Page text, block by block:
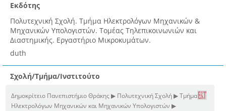
Εκδότης
Πολυτεχνική Σχολή. Τμήμα Ηλεκτρολόγων Μηχανικών &
Μηχανικών Υπολογιστών. Τομέας Τηλεπικοινωνιών και
Διαστημικής. Εργαστήριο Μικροκυμάτων.
duth
Σχολή/Τμήμα/Ινστιτούτο
Δημοκρίτειο Πανεπιστήμιο Θράκης ▶ Πολυτεχνική Σχολή ▶ Τμήμα
Ηλεκτρολόγων Μηχανικών και Μηχανικών Υπολογιστών ▶